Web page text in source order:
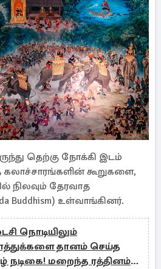
தெற்கு நோக்கி இடம்
கூறுகளை,
நிலவும் தேரவாத
Buddhism) உள்வாங்கினர்.
நொடியிலும்
தானம் செய்த
நடிகை! மறைந்த ரத்தினம்